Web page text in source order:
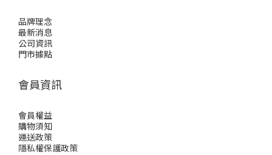
品牌理念
最新消息
公司資訊
門市據點
會員資訊
會員權益
購物須知
運送政策
隱私權保護政策